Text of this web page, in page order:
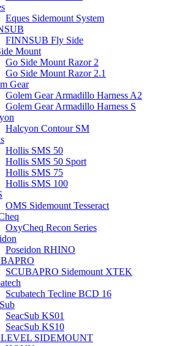
Eques Sidemount System
FINNSUB Fly Side
Mount
Go Side Mount Razor 2
Go Side Mount Razor 2.1
Gear
Golem Gear Armadillo Harness A2
Golem Gear Armadillo Harness S
Halcyon Contour SM
Hollis SMS 50
Hollis SMS 50 Sport
Hollis SMS 75
Hollis SMS 100
OMS Sidemount Tesseract
OxyCheq Recon Series
Poseidon RHINO
SCUBAPRO Sidemount XTEK
Scubatech Tecline BCD 16
SeacSub KS01
SeacSub KS10
SIDEMOUNT